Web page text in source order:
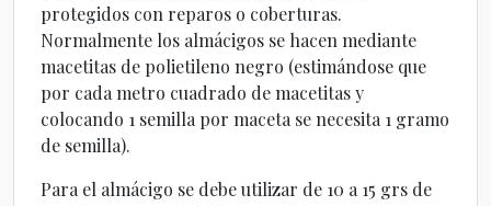
protegidos con reparos o coberturas.
Normalmente los almácigos se hacen mediante
macetitas de polietileno negro (estimándose que
por cada metro cuadrado de macetitas y
colocando 1 semilla por maceta se necesita 1 gramo
de semilla).
Para el almácigo se debe utilizar de 10 a 15 grs de